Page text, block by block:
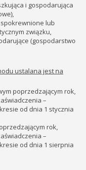
i gospodarująca
lub
związku,
(gospodarstwo
ustalana jest na
poprzedzającym rok,
–
od dnia 1 stycznia
rok,
–
od dnia 1 sierpnia